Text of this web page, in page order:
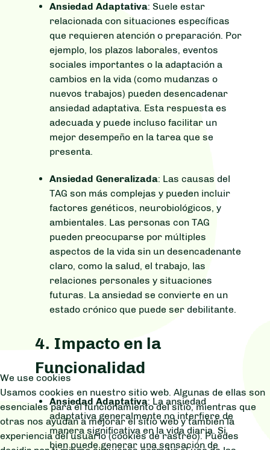
Ansiedad Adaptativa: Suele estar
relacionada con situaciones específicas
que requieren atención o preparación. Por
ejemplo, los plazos laborales, eventos
sociales importantes o la adaptación a
cambios en la vida (como mudanzas o
nuevos trabajos) pueden desencadenar
ansiedad adaptativa. Esta respuesta es
adecuada y puede incluso facilitar un
mejor desempeño en la tarea que se
presenta.
Ansiedad Generalizada: Las causas del
TAG son más complejas y pueden incluir
factores genéticos, neurobiológicos, y
ambientales. Las personas con TAG
pueden preocuparse por múltiples
aspectos de la vida sin un desencadenante
claro, como la salud, el trabajo, las
relaciones personales y situaciones
futuras. La ansiedad se convierte en un
estado crónico que puede ser debilitante.
4. Impacto en la
Funcionalidad
Ansiedad Adaptativa: La ansiedad
adaptativa generalmente no interfiere de
manera significativa en la vida diaria. Si
bien puede generar una sensación de
We use cookies
Usamos cookies en nuestro sitio web. Algunas de ellas son
esenciales para el funcionamiento del sitio, mientras que
otras nos ayudan a mejorar el sitio web y también la
experiencia del usuario (cookies de rastreo). Puedes